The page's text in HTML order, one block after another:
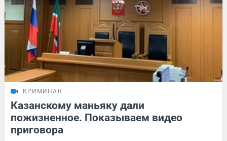
КРИМИНАЛ
Казанскому маньяку дали
пожизненное. Показываем видео
приговора